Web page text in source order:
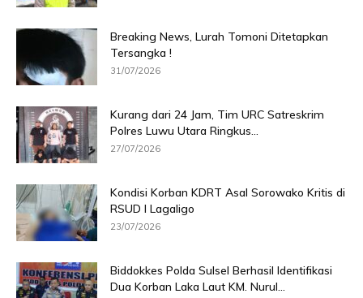
Breaking News, Lurah Tomoni Ditetapkan
Tersangka !
31/07/2026
Kurang dari 24 Jam, Tim URC Satreskrim
Polres Luwu Utara Ringkus...
27/07/2026
Kondisi Korban KDRT Asal Sorowako Kritis di
RSUD I Lagaligo
23/07/2026
Biddokkes Polda Sulsel Berhasil Identifikasi
Dua Korban Laka Laut KM. Nurul...